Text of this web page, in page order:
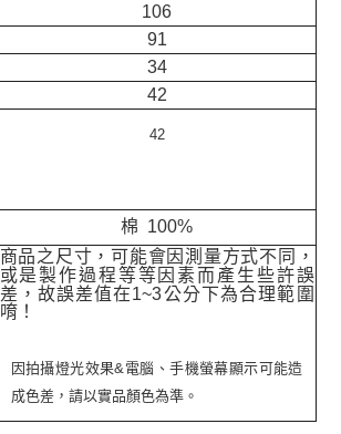
106
91
34
42
42
棉 100%
商品之尺寸，可能會因測量方式不同，
或是製作過程等等因素而產生些許誤
差，故誤差值在1~3公分下為合理範圍
唷！
因拍攝燈光效果&電腦、手機螢幕顯示可能造
成色差，請以實品顏色為準。